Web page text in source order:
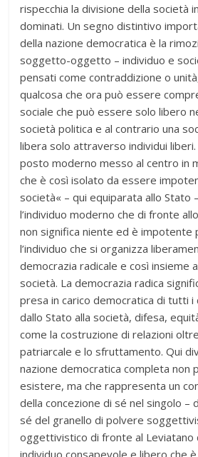
rispecchia la divisione della società
dominati. Un segno distintivo
della nazione democratica è la
soggetto-oggetto – individuo e
pensati come contraddizione o
qualcosa che ora può essere
sociale che può essere solo libero
società politica e al contrario una
libera solo attraverso individui liberi.
posto moderno messo al centro in
che è così isolato da essere
società« – qui equiparata allo Stato
l’individuo moderno che di fronte
non significa niente ed è impotente
l’individuo che si organizza
democrazia radicale e così insieme
società. La democrazia radica
presa in carico democratica di tutti
dallo Stato alla società, difesa,
come la costruzione di relazioni
patriarcale e lo sfruttamento. Qui
nazione democratica completa non
esistere, ma che rappresenta un
della concezione di sé nel singolo –
sé del granello di polvere
oggettivistico di fronte al Leviatano